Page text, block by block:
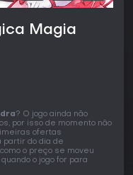
Magia
? O jogo ainda não
por isso de momento não
ofertas
partir do dia de
o preço se moveu
o jogo for para